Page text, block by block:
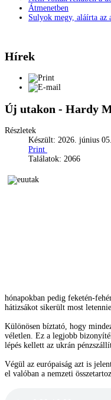
Átmenetben
Sulyok megy, aláírta az
Hírek
Új utakon - Hardy
Részletek
Készült: 2026. június
Print
Találatok: 2066
hónapokban pedig feketén-
hátizsákot sikerült most
Különösen bíztató, hogy
véletlen. Ez a legjobb
lépés kellett az ukrán
Végül az európaiság azt is
el valóban a nemzeti